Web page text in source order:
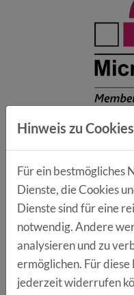
NEUES
29.07.2019
Wir
Microfuzzy GmbH
Mobilitätscluster
dürfen.
Hinweis zu
Für ein bestmögliches
Dienste, die Cookies
Dienste sind für eine
notwendig. Andere
analysieren und zu
ermöglichen. Für
jederzeit widerrufen